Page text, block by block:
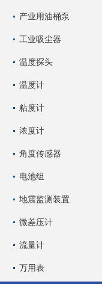
产业用油桶泵
工业吸尘器
温度探头
温度计
粘度计
浓度计
角度传感器
电池组
地震监测装置
微差压计
流量计
万用表